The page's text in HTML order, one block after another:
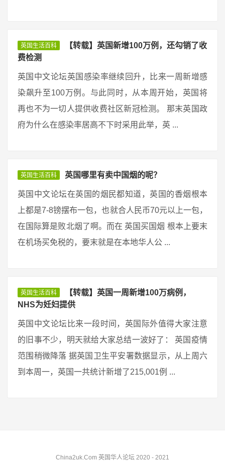
英国生活百科
【转载】英国新增100万例，还勾销了收
费检测
英国中文论坛英国感染率继续回升，比来一周新增感
染飙升至100万例。与此同时，从本周开始，英国将
再也不为一切人提供收费社区新冠检测。 那末英国政
府为什么在感染率居高不下时采用此举，英 ...
英国生活百科 英国哪里有卖中国烟的呢？
英国中文论坛在英国的烟民都知道，英国的香烟根本
上都是7-8镑摆布一包，也就合人民币70元以上一包，
在国际算是败北烟了啊。而在 英国买国烟 根本上要末
在机场买免税的，要末就是在本地华人公 ...
英国生活百科
【转载】英国一周新增100万病例，
NHS为妊妇提供
英国中文论坛比来一段时间，英国际外值得大家注意
的旧事不少，明天就给大家总结一波好了： 英国疫情
范围稍微降落 据英国卫生平安署数据显示，从上周六
到本周一，英国一共统计新增了215,001例 ...
China2uk.Com 英国华人论坛 2020 - 2021